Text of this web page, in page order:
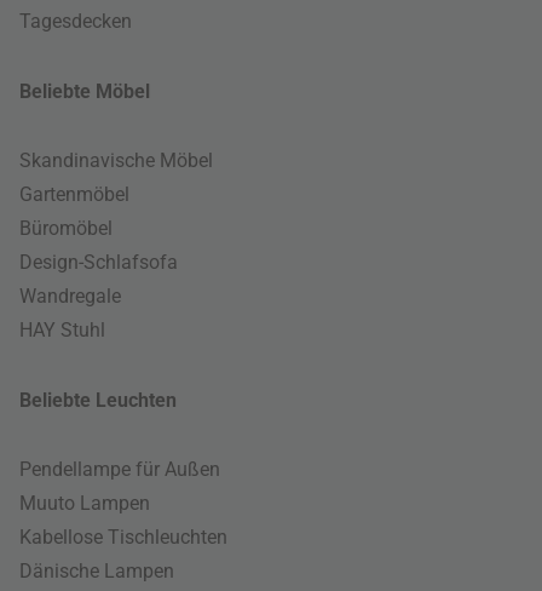
Tagesdecken
Beliebte Möbel
Skandinavische Möbel
Gartenmöbel
Büromöbel
Design-Schlafsofa
Wandregale
HAY Stuhl
Beliebte Leuchten
Pendellampe für Außen
Muuto Lampen
Kabellose Tischleuchten
Dänische Lampen